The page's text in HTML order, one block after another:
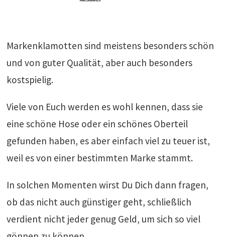
Markenklamotten sind meistens besonders schön
und von guter Qualität, aber auch besonders
kostspielig.
Viele von Euch werden es wohl kennen, dass sie
eine schöne Hose oder ein schönes Oberteil
gefunden haben, es aber einfach viel zu teuer ist,
weil es von einer bestimmten Marke stammt.
In solchen Momenten wirst Du Dich dann fragen,
ob das nicht auch günstiger geht, schließlich
verdient nicht jeder genug Geld, um sich so viel